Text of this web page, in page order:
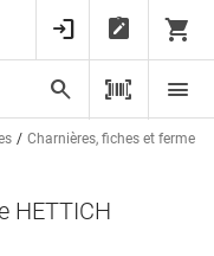
Charnières, fiches et
HETTICH